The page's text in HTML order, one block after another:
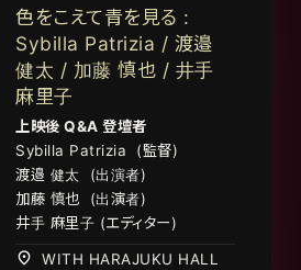
色をこえて青を見る :
Sybilla Patrizia / 渡邉
健太 / 加藤 慎也 / 井手
麻里子
上映後 Q&A 登壇者
Sybilla Patrizia (監督)
渡邉 健太 (出演者)
加藤 慎也 (出演者)
井手 麻里子 (エディター)
WITH HARAJUKU HALL